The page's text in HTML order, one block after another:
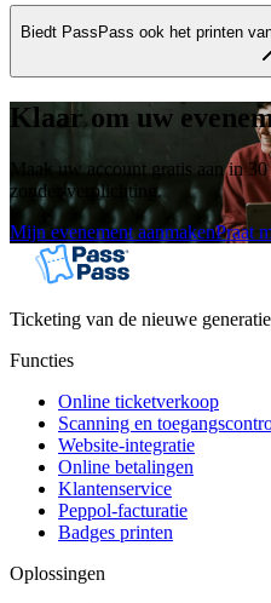
Biedt PassPass ook het printen
Klaar om uw
Maak uw account gratis aan in
zonder verplichting.
Mijn evenement aanmakenPraat
Ticketing van de nieuwe
Functies
Online ticketverkoop
Scanning en
Website-integratie
Online betalingen
Klantenservice
Peppol-facturatie
Badges printen
Oplossingen